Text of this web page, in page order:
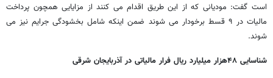
است گفت: مودیانی که از این طریق اقدام می کنند از مزایایی همچون پرداخت
مالیات در ۹ قسط برخودار می شوند ضمن اینکه شامل بخشودگی جرایم نیز می
شوند.
شناسایی ۴۸هزار میلیارد ریال فرار مالیاتی در آذربایجان شرقی